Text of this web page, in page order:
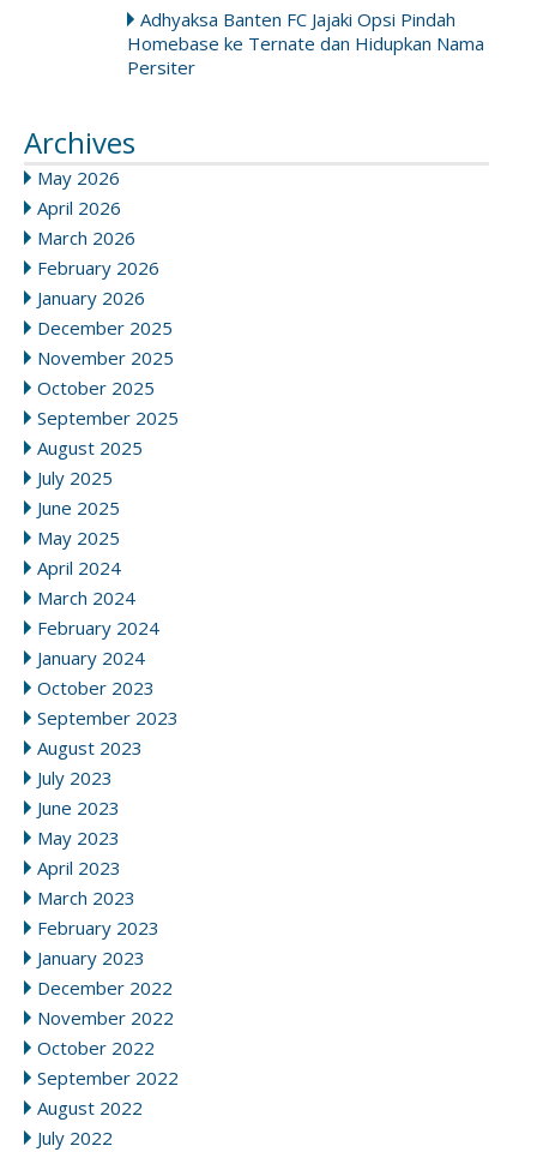
Adhyaksa Banten FC Jajaki Opsi Pindah
Homebase ke Ternate dan Hidupkan Nama
Persiter
Archives
May 2026
April 2026
March 2026
February 2026
January 2026
December 2025
November 2025
October 2025
September 2025
August 2025
July 2025
June 2025
May 2025
April 2024
March 2024
February 2024
January 2024
October 2023
September 2023
August 2023
July 2023
June 2023
May 2023
April 2023
March 2023
February 2023
January 2023
December 2022
November 2022
October 2022
September 2022
August 2022
July 2022